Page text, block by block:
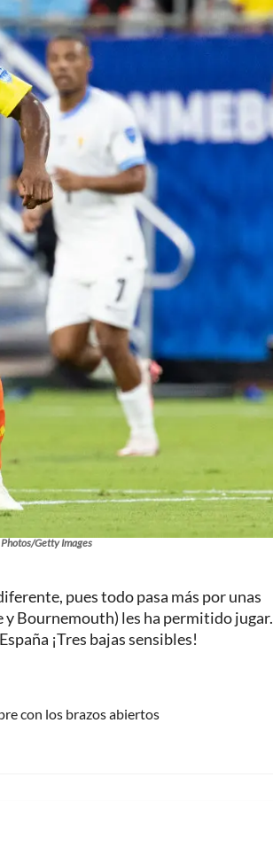
Getty Images
pues todo pasa más por unas
y Bournemouth) les ha permitido jugar.
¡Tres bajas sensibles!
con los brazos abiertos